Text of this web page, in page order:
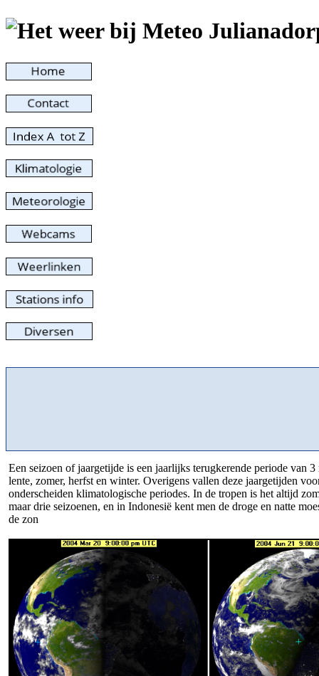
Een seizoen of jaargetijde is een jaarlijks terugkerende periode van
lente, zomer, herfst en winter. Overigens vallen deze jaargetijden
onderscheiden klimatologische periodes. In de tropen is het altijd
maar drie seizoenen, en in Indonesië kent men de droge en natte
de zon